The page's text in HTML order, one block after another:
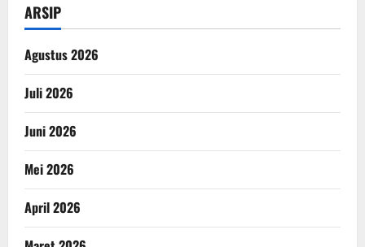
ARSIP
Agustus 2026
Juli 2026
Juni 2026
Mei 2026
April 2026